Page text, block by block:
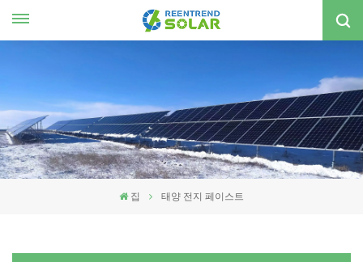
국의
집 태양 전지 페이스트